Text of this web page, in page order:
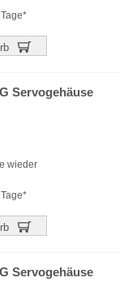
Servogehäuse
wieder
Servogehäuse